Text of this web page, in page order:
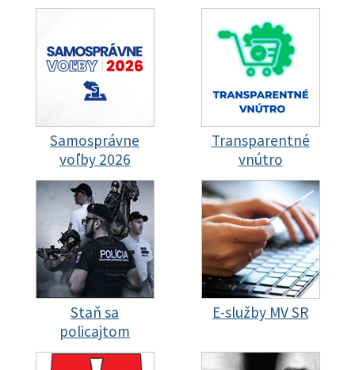
Samosprávne
voľby 2026
Transparentné
vnútro
Staň sa
policajtom
E-služby MV SR